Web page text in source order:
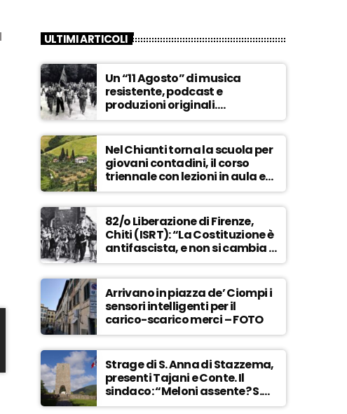
ULTIMI ARTICOLI
Un “11 Agosto” di musica
resistente, podcast e
produzioni originali.
Novaradio festeggia in onda
la Liberazione di Firenze
Nel Chianti torna la scuola per
giovani contadini, il corso
triennale con lezioni in aula e
tra i campi – ASCOLTA
82/o Liberazione di Firenze,
Chiti (ISRT): “La Costituzione è
antifascista, e non si cambia a
maggioranza” – ASCOLTA
Arrivano in piazza de’ Ciompi i
sensori intelligenti per il
carico-scarico merci – FOTO
Strage di S. Anna di Stazzema,
presenti Tajani e Conte. Il
sindaco: “Meloni assente? S.
Anna aperta tutto l’anno…” –